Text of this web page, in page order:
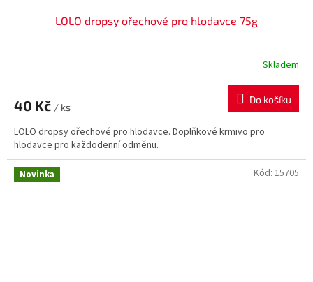
LOLO dropsy ořechové pro hlodavce 75g
Skladem
40 Kč / ks
Do košíku
LOLO dropsy ořechové pro hlodavce. Doplňkové krmivo pro
hlodavce pro každodenní odměnu.
Novinka Kód: 15705